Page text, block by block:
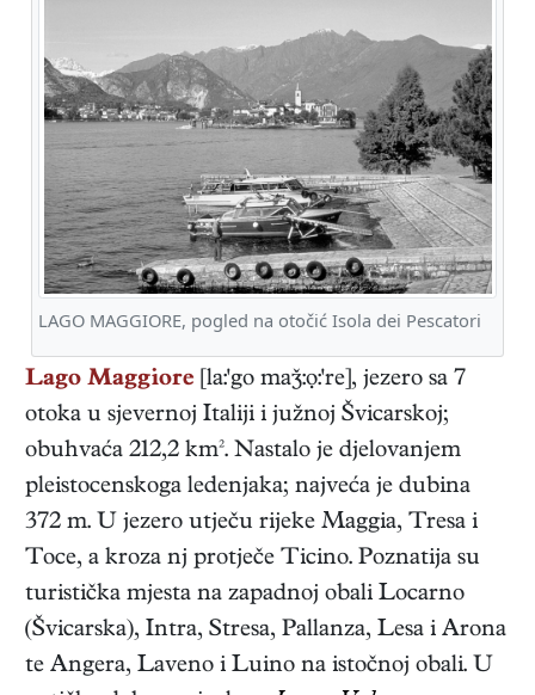
LAGO MAGGIORE, pogled na otočić Isola dei Pescatori
Lago Maggiore [la:'go ma:ọ:'re], jezero sa 7
otoka u sjevernoj Italiji i južnoj Švicarskoj;
obuhvaća 212,2 km². Nastalo je djelovanjem
pleistocenskoga ledenjaka; najveća je dubina
372 m. U jezero utječu rijeke Maggia, Tresa i
Toce, a kroza nj protječe Ticino. Poznatija su
turistička mjesta na zapadnoj obali Locarno
(Švicarska), Intra, Stresa, Pallanza, Lesa i Arona
te Angera, Laveno i Luino na istočnoj obali. U